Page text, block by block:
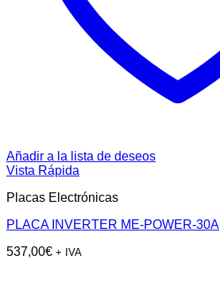
Añadir a la lista de deseos
Vista Rápida
Placas Electrónicas
PLACA INVERTER ME-POWER-30A
537,00€ + IVA